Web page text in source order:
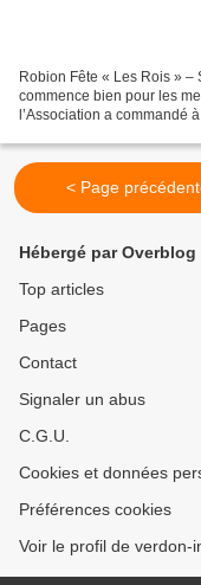
Robion Fête « Les Rois » –
commence bien pour les
l’Association a commandé
< Page
Hébergé par Overblog
Top articles
Pages
Contact
Signaler un abus
C.G.U.
Cookies et données
Préférences cookies
Voir le profil de verdon-